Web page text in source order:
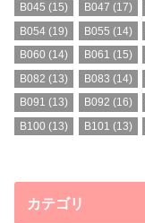
B045 (15) B047 (17)
B054 (19) B055 (14)
B060 (14) B061 (15)
B082 (13) B083 (14)
B091 (13) B092 (16)
B100 (13) B101 (13)
カテゴリ